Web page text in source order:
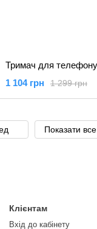
1 299 грн
1 104 грн
Показати все
Клієнтам
Вхід до кабінету